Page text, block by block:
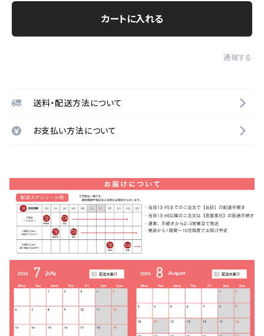
カートに入れる
通報する
送料・配送方法について
お支払い方法について